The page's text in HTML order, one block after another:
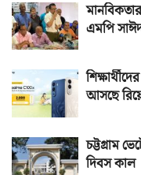
এমপি
আসছে
চট্টগ্রাম
দিবস কাল